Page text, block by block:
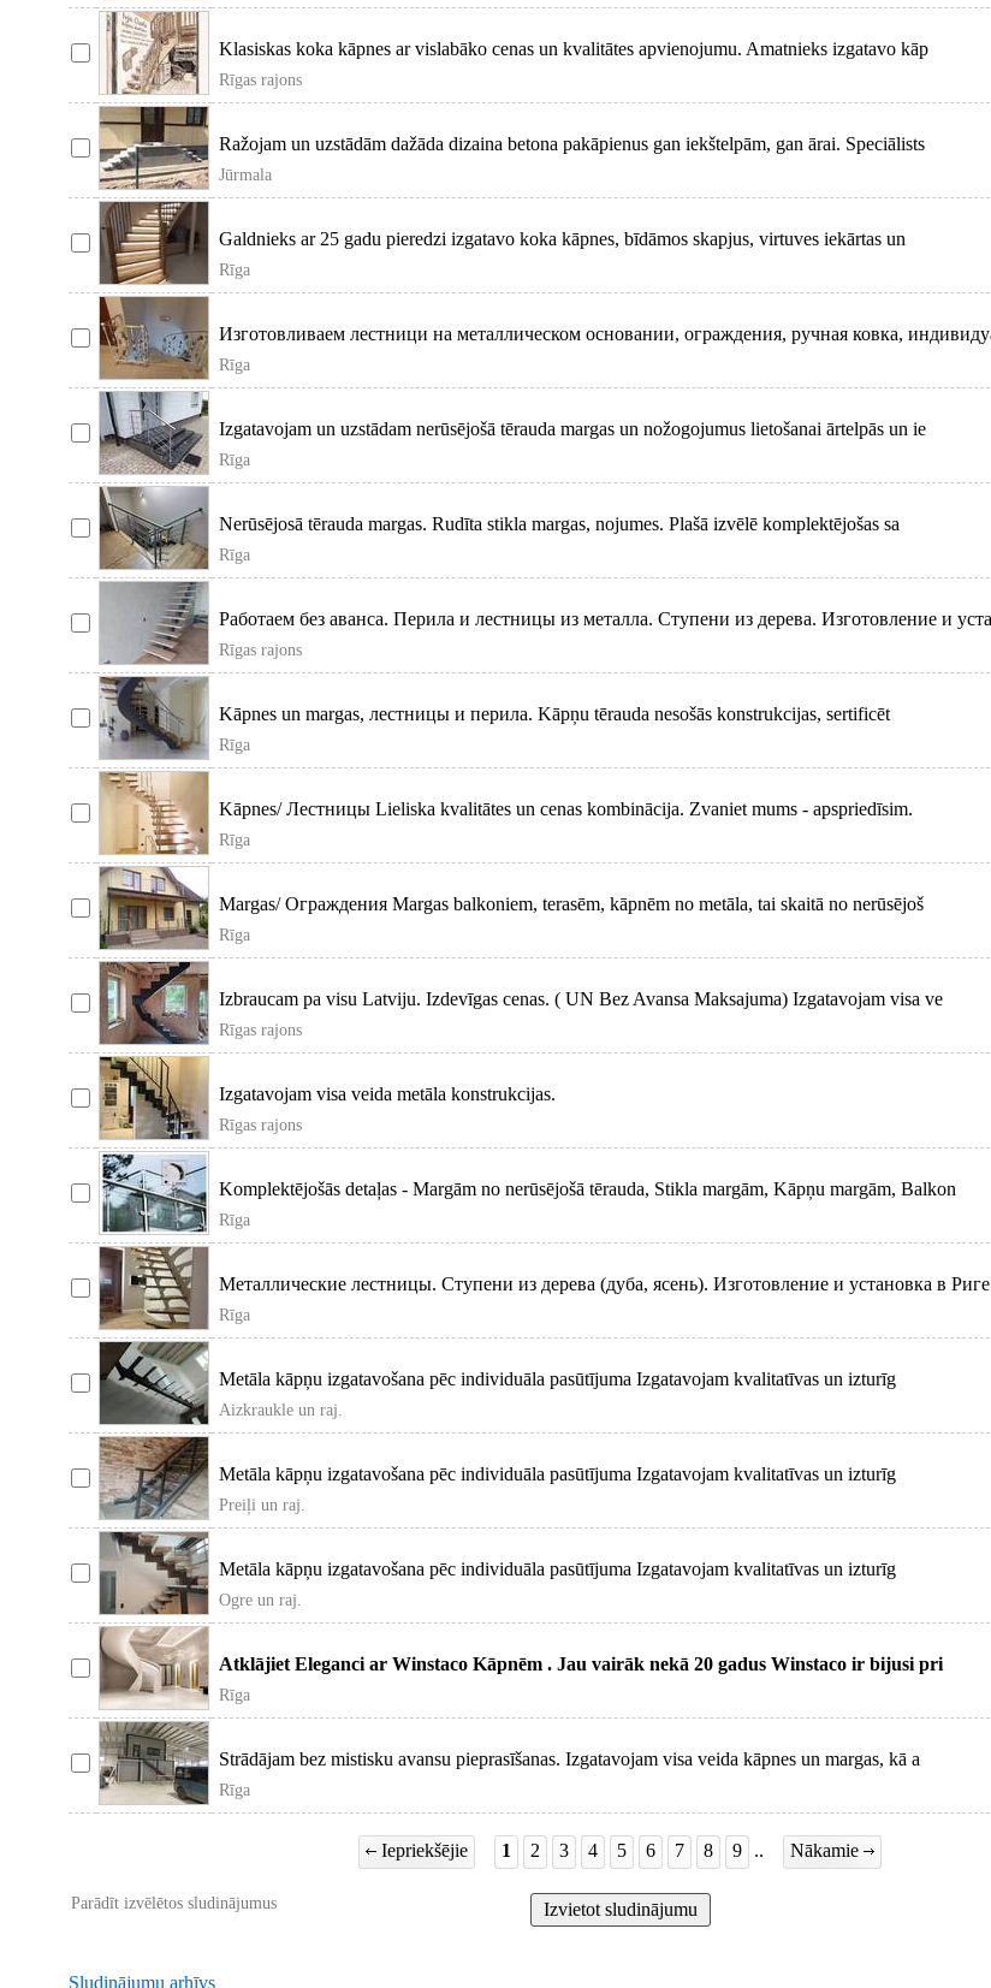
Klasiskas koka kāpnes ar vislabāko cenas un kvalitātes apvienojumu. Amatnieks izgatavo kāp
Rīgas rajons
Ražojam un uzstādām dažāda dizaina betona pakāpienus gan iekštelpām, gan ārai. Speciālists
Jūrmala
Galdnieks ar 25 gadu pieredzi izgatavo koka kāpnes, bīdāmos skapjus, virtuves iekārtas un
Rīga
Изготовливаем лестници на металлическом основании, ограждения, ручная ковка,
Rīga
Izgatavojam un uzstādam nerūsējošā tērauda margas un nožogojumus lietošanai ārtelpās un ie
Rīga
Nerūsējosā tērauda margas. Rudīta stikla margas, nojumes. Plašā izvēlē komplektējošas sa
Rīga
Работаем без аванса. Перила и лестницы из металла. Ступени из дерева. Изготовление и
Rīgas rajons
Kāpnes un margas, лестницы и перила. Kāpņu tērauda nesošās konstrukcijas, sertificēt
Rīga
Kāpnes/ Лестницы Lieliska kvalitātes un cenas kombinācija. Zvaniet mums - apspriedīsim.
Rīga
Margas/ Ограждения Margas balkoniem, terasēm, kāpnēm no metāla, tai skaitā no nerūsējoš
Rīga
Izbraucam pa visu Latviju. Izdevīgas cenas. ( UN Bez Avansa Maksajuma) Izgatavojam visa ve
Rīgas rajons
Izgatavojam visa veida metāla konstrukcijas.
Rīgas rajons
Komplektējošās detaļas - Margām no nerūsējošā tērauda, Stikla margām, Kāpņu margām, Balkon
Rīga
Металлические лестницы. Ступени из дерева (дуба, ясень). Изготовление и установка в
Rīga
Metāla kāpņu izgatavošana pēc individuāla pasūtījuma Izgatavojam kvalitatīvas un izturīg
Aizkraukle un raj.
Metāla kāpņu izgatavošana pēc individuāla pasūtījuma Izgatavojam kvalitatīvas un izturīg
Preiļi un raj.
Metāla kāpņu izgatavošana pēc individuāla pasūtījuma Izgatavojam kvalitatīvas un izturīg
Ogre un raj.
Atklājiet Eleganci ar Winstaco Kāpnēm . Jau vairāk nekā 20 gadus Winstaco ir bijusi pri
Rīga
Strādājam bez mistisku avansu pieprasīšanas. Izgatavojam visa veida kāpnes un margas, kā a
Rīga
Iepriekšējie 1 2 3 4 5 6 7 8 9 .. Nākamie
Parādīt izvēlētos sludinājumus
Sludinājumu arhīvs